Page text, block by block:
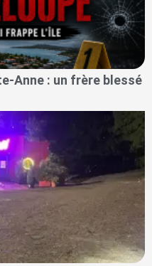
Anne : un frère blessé